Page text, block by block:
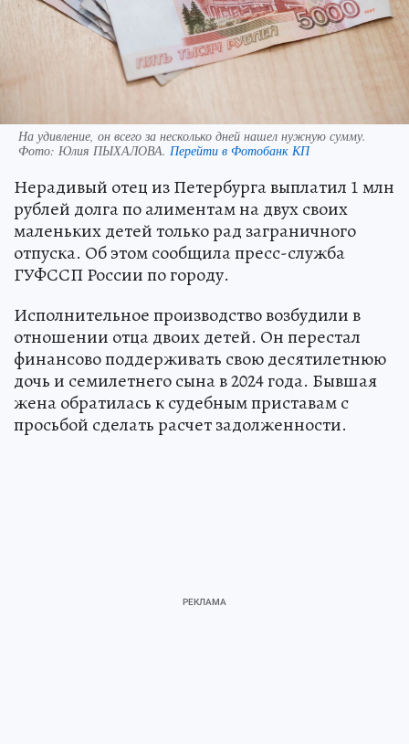
На удивление, он всего за несколько дней нашел нужную сумму.
Фото: Юлия ПЫХАЛОВА. Перейти в Фотобанк КП
Нерадивый отец из Петербурга выплатил 1 млн
рублей долга по алиментам на двух своих
маленьких детей только рад заграничного
отпуска. Об этом сообщила пресс-служба
ГУФССП России по городу.
Исполнительное производство возбудили в
отношении отца двоих детей. Он перестал
финансово поддерживать свою десятилетнюю
дочь и семилетнего сына в 2024 года. Бывшая
жена обратилась к судебным приставам с
просьбой сделать расчет задолженности.